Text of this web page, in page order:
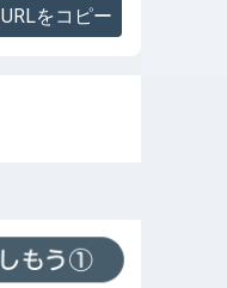
URLをコピー